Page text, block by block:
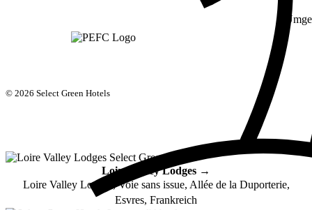
© 2026 Select Green Hotels
Loire Valley Lodges →
Loire Valley Lodges, Voie sans issue, Allée de la Duporterie,
Esvres, Frankreich